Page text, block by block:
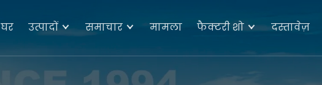
घर उत्पादों समाचार मामला फैक्टरी शो दस्तावेज़